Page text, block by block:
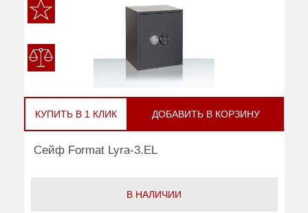
КУПИТЬ В 1 КЛИК ДОБАВИТЬ В КОРЗИНУ
Сейф Format Lyra-3.EL
В НАЛИЧИИ